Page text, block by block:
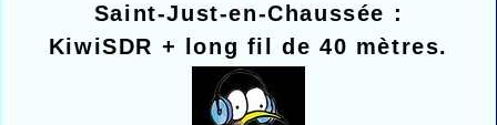
Saint-Just-en-Chaussée :
KiwiSDR + long fil de 40 mètres.